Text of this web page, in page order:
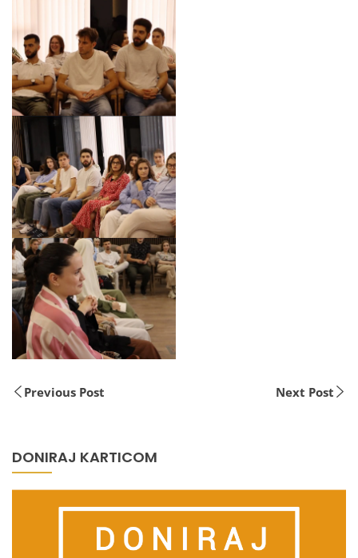
Previous Post Next Post
DONIRAJ KARTICOM